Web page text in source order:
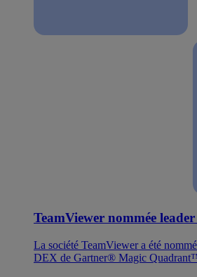
TeamViewer nommée
La société TeamViewer a été
DEX de Gartner® Magic